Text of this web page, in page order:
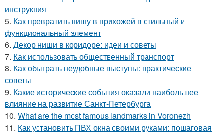
инструкция
5. Как превратить нишу в прихожей в стильный и
функциональный элемент
6. Декор ниши в коридоре: идеи и советы
7. Как использовать общественный транспорт
8. Как обыграть неудобные выступы: практические
советы
9. Какие исторические события оказали наибольшее
влияние на развитие Санкт-Петербурга
10. What are the most famous landmarks in Voronezh
11. Как установить ПВХ окна своими руками: пошаговая